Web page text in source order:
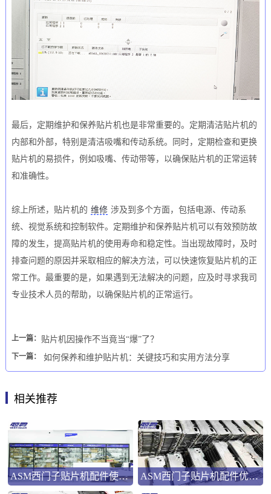
最后，定期维护和保养贴片机也是非常重要的。定期清洁贴片机的
内部和外部，特别是清洁吸嘴和传动系统。同时，定期检查和更换
贴片机的易损件，例如吸嘴、传动带等，以确保贴片机的正常运转
和准确性。
综上所述，贴片机的 维修 涉及到多个方面，包括电源、传动系
统、视觉系统和控制软件。定期维护和保养贴片机可以有效预防故
障的发生，提高贴片机的使用寿命和稳定性。当出现故障时，及时
排查问题的原因并采取相应的解决方法，可以快速恢复贴片机的正
常工作。最重要的是，如果遇到无法解决的问题，应及时寻求我司
专业技术人员的帮助，以确保贴片机的正常运行。
上一篇： 贴片机因操作不当竟当“爆”了？
下一篇： 如何保养和维护贴片机：关键技巧和实用方法分享
相关推荐
ASM西门子贴片机配件使用指南 ASM西门子贴片机配件优势解析